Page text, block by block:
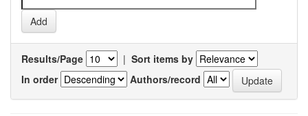
Results/Page | Sort items by
In order
Authors/record